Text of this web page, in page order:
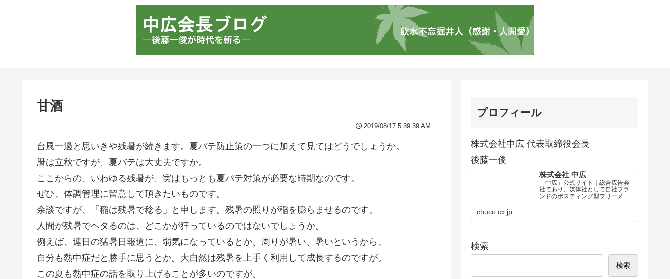
甘酒
2019/08/17 5:39:39 AM
台風一過と思いきや残暑が続きます。夏バテ防止策の一つに加えて見てはどうでしょうか。
暦は立秋ですが、夏バテは大丈夫ですか。
ここからの、いわゆる残暑が、実はもっとも夏バテ対策が必要な時期なのです。
ぜひ、体調管理に留意して頂きたいものです。
余談ですが、「稲は残暑で稔る」と申します。残暑の照りが稲を膨らませるのです。
人間が残暑でヘタるのは、どこかが狂っているのではないでしょうか。
例えば、連日の猛暑日報道に、弱気になっているとか、周りが暑い、暑いというから、
自分も熱中症だと勝手に思うとか。大自然は残暑を上手く利用して成長するのですが。
この夏も熱中症の話を取り上げることが多いのですが、
プロフィール
株式会社中広 代表取締役会長
後藤一俊
株式会社 中広
「中広」公式サイト｜総合広告会
社であり、媒体社として自社ブラ
ンドのポスティング型フリーメデ
chuco.co.jp
検索
検索